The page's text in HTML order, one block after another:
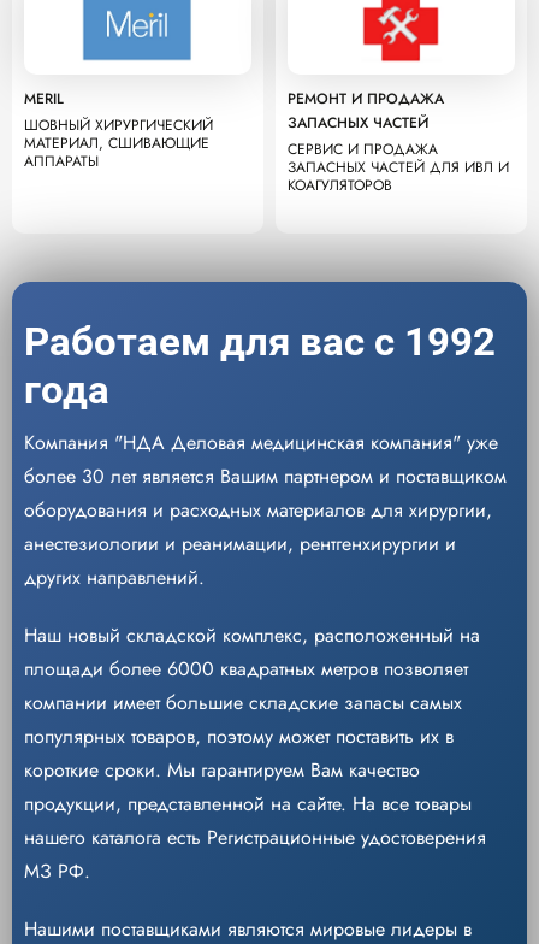
MERIL
ШОВНЫЙ ХИРУРГИЧЕСКИЙ
МАТЕРИАЛ, СШИВАЮЩИЕ
АППАРАТЫ
РЕМОНТ И ПРОДАЖА
ЗАПАСНЫХ ЧАСТЕЙ
СЕРВИС И ПРОДАЖА
ЗАПАСНЫХ ЧАСТЕЙ ДЛЯ ИВЛ И
КОАГУЛЯТОРОВ
Работаем для вас с 1992
года
Компания "НДА Деловая медицинская компания" уже
более 30 лет является Вашим партнером и поставщиком
оборудования и расходных материалов для хирургии,
анестезиологии и реанимации, рентгенхирургии и
других направлений.
Наш новый складской комплекс, расположенный на
площади более 6000 квадратных метров позволяет
компании имеет большие складские запасы самых
популярных товаров, поэтому может поставить их в
короткие сроки. Мы гарантируем Вам качество
продукции, представленной на сайте. На все товары
нашего каталога есть Регистрационные удостоверения
МЗ РФ.
Нашими поставщиками являются мировые лидеры в